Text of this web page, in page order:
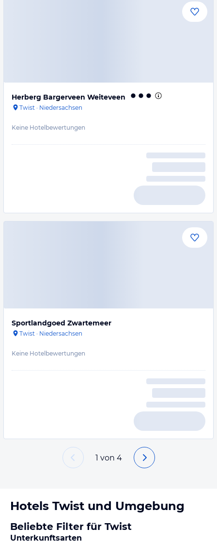
Herberg Bargerveen Weiteveen
Twist · Niedersachsen
Keine Hotelbewertungen
Sportlandgoed Zwartemeer
Twist · Niedersachsen
Keine Hotelbewertungen
1 von 4
Hotels Twist und Umgebung
Beliebte Filter für Twist
Unterkunftsarten